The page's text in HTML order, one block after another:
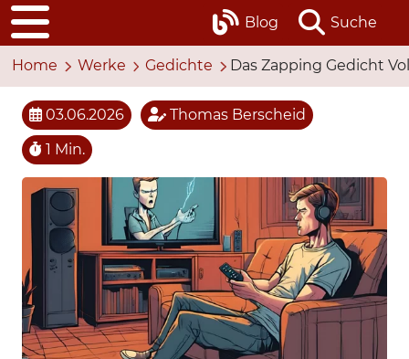
Blog Suche
Home Werke Gedichte Das Zapping Gedicht
03.06.2026
Thomas Berscheid
1 Min.